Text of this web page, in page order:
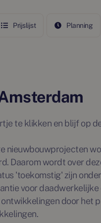
Prijslijst Planning
te klikken en blijf op
nieuwbouwprojecten
Daarom wordt over
'toekomstig' zijn
voor
door het